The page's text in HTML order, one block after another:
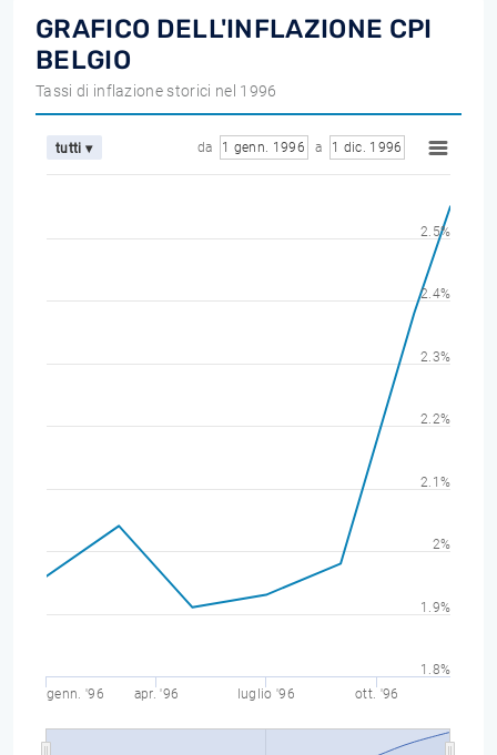
GRAFICO DELL'INFLAZIONE CPI
BELGIO
Tassi di inflazione storici nel 1996
tutti ▾ da 1 genn. 1996 a 1 dic. 1996
genn. '96 apr. '96 luglio '96 ott. '96
1.8%
1.9%
2%
2.1%
2.2%
2.3%
2.4%
2.5%